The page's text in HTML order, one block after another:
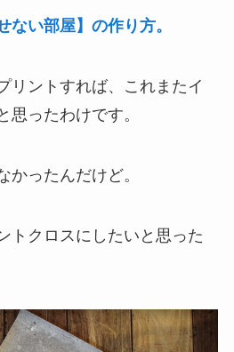
ない部屋】の作り方。
リントすれば、これまたイ
思ったわけです。
かったんだけど。
トクロスにしたいと思った